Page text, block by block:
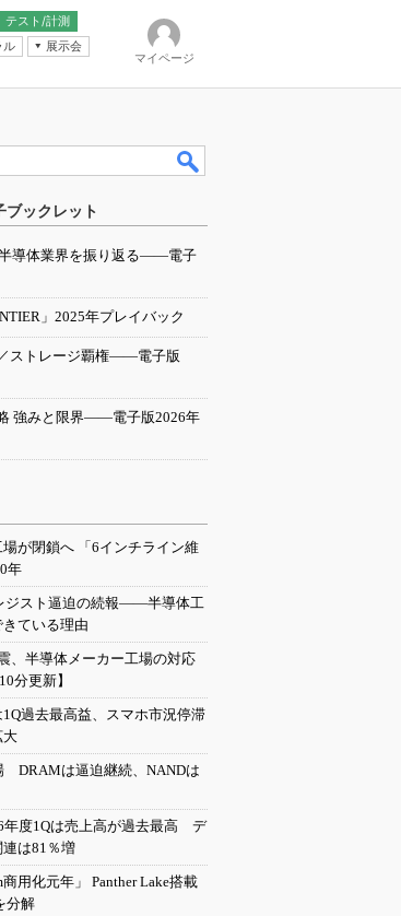
テスト/計測
ル
展示会
マイページ
ブックレット
導体業界を振り返る――電子
」2025年プレイバック
ストレージ覇権――電子版
強みと限界――電子版2026年
が閉鎖へ 「6インチライン維
年
ジスト逼迫の続報――半導体工
ている理由
、半導体メーカー工場の対応
分更新】
過去最高益、スマホ市況停滞
大
DRAMは逼迫継続、NANDは
年度1Qは売上高が過去最高 デ
は81％増
用化元年」 Panther Lake搭載
分解